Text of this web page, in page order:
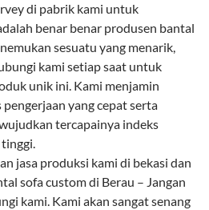
di pabrik kami untuk
benar benar produsen bantal
sesuatu yang menarik,
kami setiap saat untuk
unik ini. Kami menjamin
yang cepat serta
tercapainya indeks
tinggi.
jasa produksi kami di bekasi dan
sofa custom di Berau – Jangan
kami. Kami akan sangat senang